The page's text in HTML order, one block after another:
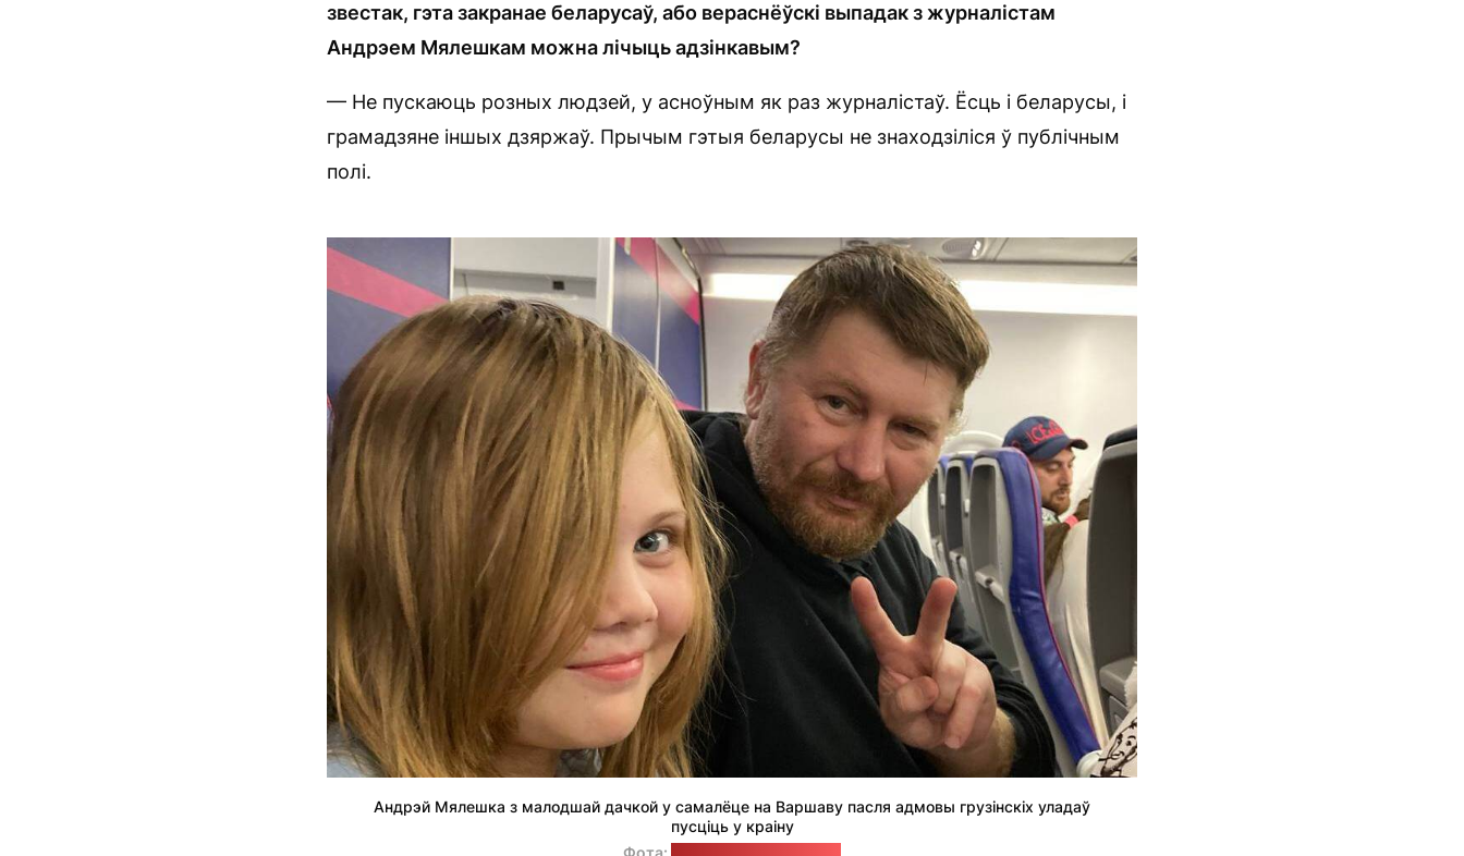
звестак, гэта закранае беларусаў, або вераснёўскі выпадак з журналістам
Андрэем Мялешкам можна лічыць адзінкавым?
— Не пускаюць розных людзей, у асноўным як раз журналістаў. Ёсць і беларусы, і
грамадзяне іншых дзяржаў. Прычым гэтыя беларусы не знаходзіліся ў публічным
полі.
Андрэй Мялешка з малодшай дачкой у самалёце на Варшаву пасля адмовы грузінскіх уладаў
пусціць у краіну
Фота: